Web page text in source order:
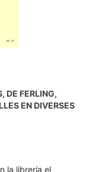
DE FERLING,
EN DIVERSES
la librería el